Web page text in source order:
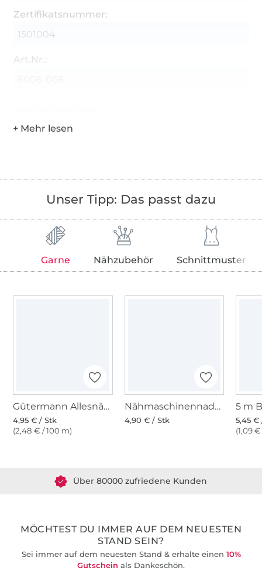
Zertifikatsnummer:
1501004
Art.Nr.:
Unser Tipp: Das passt dazu
Garne Nähzubehör Schnittmuster
Gütermann Allesnäher (412) bienenhonig
4,95 € / Stk
(2,48 € / 100 m)
Nähmaschinennadeln 130/705, Universal 70-90
4,90 € / Stk
5,45 €
(1,09
MÖCHTEST DU IMMER AUF DEM NEUESTEN
STAND SEIN?
Sei immer auf dem neuesten Stand & erhalte einen 10%
Gutschein als Dankeschön.